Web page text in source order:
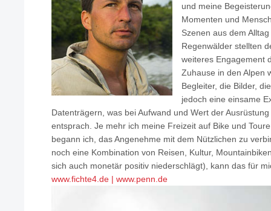
und meine
Momenten und
Szenen aus dem
Regenwälder stellten
weiteres Engagement
Zuhause in den Alpen
Begleiter, die Bilder,
jedoch eine einsame
Datenträgern, was bei Aufwand und Wert der
entsprach. Je mehr ich meine Freizeit auf Bike und
begann ich, das Angenehme mit dem Nützlichen zu
noch eine Kombination von Reisen, Kultur,
sich auch monetär positiv niederschlägt), kann das für
www.fichte4.de | www.penn.de